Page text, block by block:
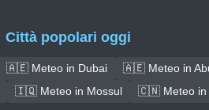
Città popolari oggi
🇦🇪 Meteo in Dubai 🇦🇪 Meteo in
🇮🇶 Meteo in Mossul 🇨🇳 Meteo in